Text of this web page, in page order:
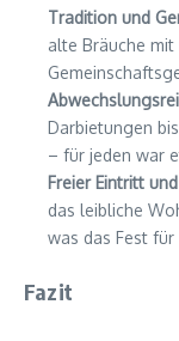
Tradition und
alte Bräuche
Darbietungen
– für jeden war
Freier Eintritt
das leibliche
was das Fest
Fazit